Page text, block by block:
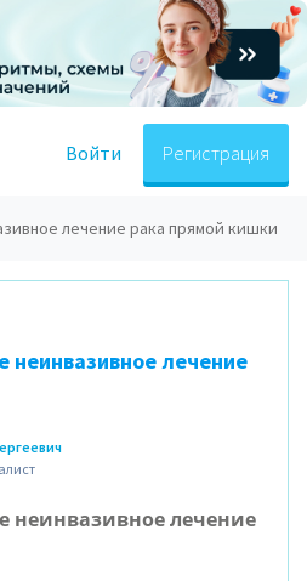
Войти Регистрация
лечение рака прямой кишки
лечение
неинвазивное лечение